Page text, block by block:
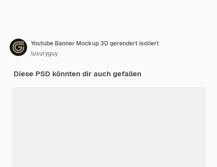
Youtube Banner Mockup 3D gerendert isoliert
luxuryguy
Diese PSD könnten dir auch gefallen